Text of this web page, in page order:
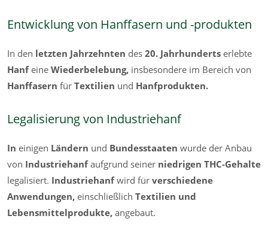
Entwicklung von Hanffasern und -produkten
In den letzten Jahrzehnten des 20. Jahrhunderts erlebte
Hanf eine Wiederbelebung, insbesondere im Bereich von
Hanffasern für Textilien und Hanfprodukten.
Legalisierung von Industriehanf
In einigen Ländern und Bundesstaaten wurde der Anbau
von Industriehanfaufgrund seiner niedrigen THC-Gehalte
legalisiert. Industriehanfwird für verschiedene
Anwendungen, einschließlich Textilien und
Lebensmittelprodukte, angebaut.